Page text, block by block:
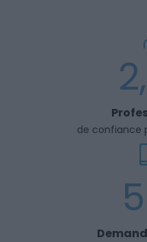
de confiance